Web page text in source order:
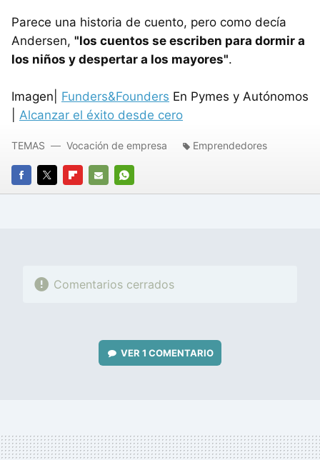
Parece una historia de cuento, pero como decía
Andersen, "los cuentos se escriben para dormir a
los niños y despertar a los mayores".
Imagen| Funders&Founders En Pymes y Autónomos
Alcanzar el éxito desde cero
FACEBOOK
TWITTERFLIPBOARD
E-
WHATSAPP
TEMAS Vocación de empresa Emprendedores
Comentarios cerrados
VER 1 COMENTARIO